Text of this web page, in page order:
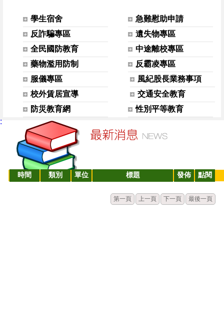
網站選單學生宿舍
急難慰助申請
反詐騙專區
遺失物專區
全民國防教育
中途離校專區
藥物濫用防制
反霸凌專區
服儀專區
風紀股長業務事項
校外賃居宣導
交通安全教育
防災教育網
性別平等教育
時間 類別 單位 標題 發佈 點閱
第一頁 上一頁 下一頁 最後一頁